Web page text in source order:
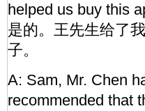
helped us buy this
是的。王先生给了
子。
A: Sam, Mr. Chen
recommended that